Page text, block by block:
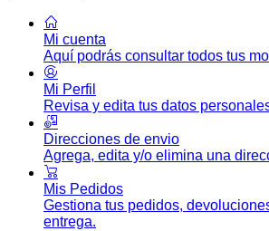
Mi cuenta
Aquí podrás consultar todos tus
Mi Perfil
Revisa y edita tus datos
Direcciones de envio
Agrega, edita y/o elimina una
Mis Pedidos
Gestiona tus pedidos,
entrega.